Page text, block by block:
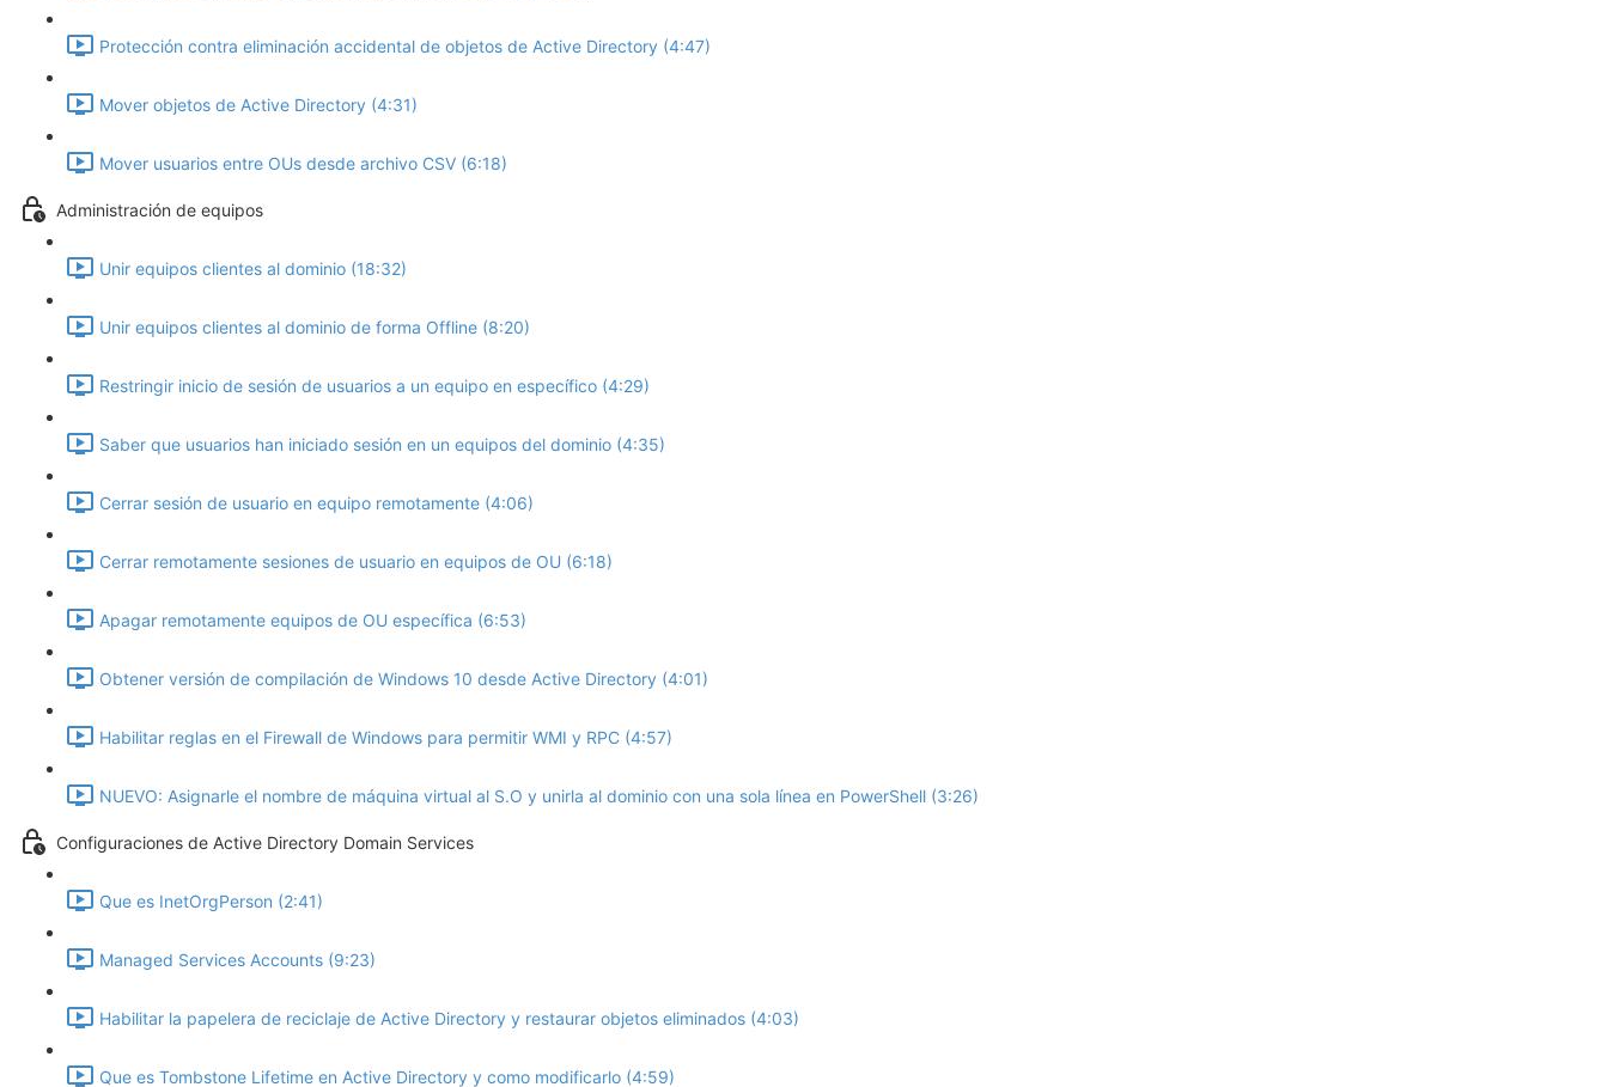
Protección contra eliminación accidental de objetos de Active Directory (4:47)
Mover objetos de Active Directory (4:31)
Mover usuarios entre OUs desde archivo CSV (6:18)
Administración de equipos
Unir equipos clientes al dominio (18:32)
Unir equipos clientes al dominio de forma Offline (8:20)
Restringir inicio de sesión de usuarios a un equipo en específico (4:29)
Saber que usuarios han iniciado sesión en un equipos del dominio (4:35)
Cerrar sesión de usuario en equipo remotamente (4:06)
Cerrar remotamente sesiones de usuario en equipos de OU (6:18)
Apagar remotamente equipos de OU específica (6:53)
Obtener versión de compilación de Windows 10 desde Active Directory (4:01)
Habilitar reglas en el Firewall de Windows para permitir WMI y RPC (4:57)
NUEVO: Asignarle el nombre de máquina virtual al S.O y unirla al dominio con una sola línea en PowerShell (3:26)
Configuraciones de Active Directory Domain Services
Que es InetOrgPerson (2:41)
Managed Services Accounts (9:23)
Habilitar la papelera de reciclaje de Active Directory y restaurar objetos eliminados (4:03)
Que es Tombstone Lifetime en Active Directory y como modificarlo (4:59)